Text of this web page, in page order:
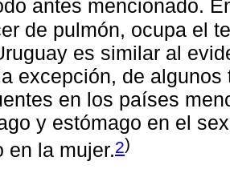
antes mencionado.
de pulmón, ocupa el
es similar al
excepción, de
en los países
y estómago en el
en la mujer.2)